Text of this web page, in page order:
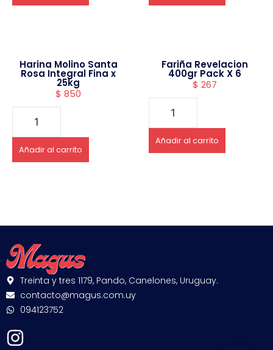
Harina Molino Santa
Rosa Integral Fina x
25kg
$ 850
Añadir al carrito
Fariña Revelacion
400gr Pack X 6
$ 267
Añadir al carrito
Treinta y tres 1179, Pando, Canelones, Uruguay.
contacto@magus.com.uy
094123752